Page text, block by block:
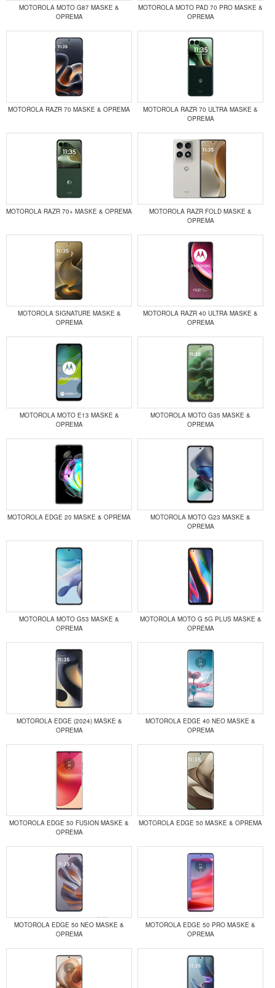
MOTOROLA MOTO G87 MASKE &
OPREMA
MOTOROLA MOTO PAD 70 PRO MASKE &
OPREMA
MOTOROLA RAZR 70 MASKE & OPREMA
MOTOROLA RAZR 70 ULTRA MASKE &
OPREMA
MOTOROLA RAZR 70+ MASKE & OPREMA
MOTOROLA RAZR FOLD MASKE &
OPREMA
MOTOROLA SIGNATURE MASKE &
OPREMA
MOTOROLA RAZR 40 ULTRA MASKE &
OPREMA
MOTOROLA MOTO E13 MASKE &
OPREMA
MOTOROLA MOTO G35 MASKE &
OPREMA
MOTOROLA EDGE 20 MASKE & OPREMA
MOTOROLA MOTO G23 MASKE &
OPREMA
MOTOROLA MOTO G53 MASKE &
OPREMA
MOTOROLA MOTO G 5G PLUS MASKE &
OPREMA
MOTOROLA EDGE (2024) MASKE &
OPREMA
MOTOROLA EDGE 40 NEO MASKE &
OPREMA
MOTOROLA EDGE 50 FUSION MASKE &
OPREMA
MOTOROLA EDGE 50 MASKE & OPREMA
MOTOROLA EDGE 50 NEO MASKE &
OPREMA
MOTOROLA EDGE 50 PRO MASKE &
OPREMA